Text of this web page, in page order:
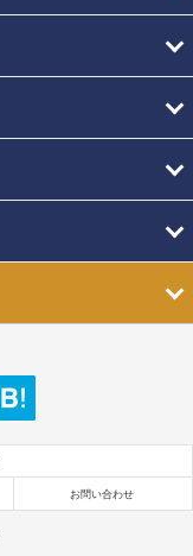
お問い合わせ